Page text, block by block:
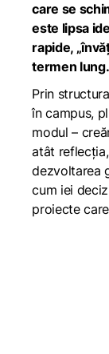
care se
este lipsa
rapide,
termen lung.
Prin
în campus,
modul –
atât
dezvoltarea
cum iei
proiecte